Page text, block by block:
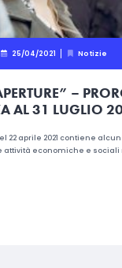
25/04/2021 Notizie
–
AL 31 LUGLIO
22 aprile 2021 contiene
economiche e sociali